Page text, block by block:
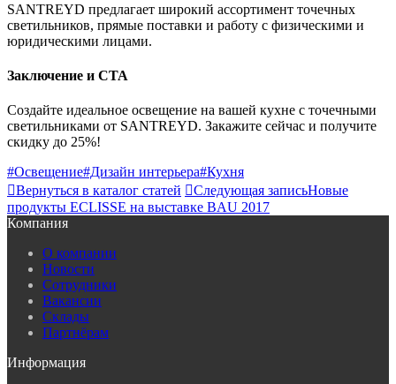
SANTREYD предлагает широкий ассортимент точечных
светильников, прямые поставки и работу с физическими и
юридическими лицами.
Заключение и CTA
Создайте идеальное освещение на вашей кухне с точечными
светильниками от SANTREYD. Закажите сейчас и получите
скидку до 25%!
#Освещение#Дизайн интерьера#Кухня
Вернуться в каталог статей Следующая записьНовые
продукты ECLISSE на выставке BAU 2017
Компания
О компании
Новости
Сотрудники
Вакансии
Склады
Партнёрам
Информация